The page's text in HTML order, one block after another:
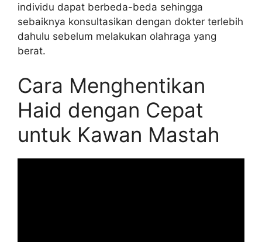
individu dapat berbeda-beda sehingga
sebaiknya konsultasikan dengan dokter terlebih
dahulu sebelum melakukan olahraga yang
berat.
Cara Menghentikan
Haid dengan Cepat
untuk Kawan Mastah